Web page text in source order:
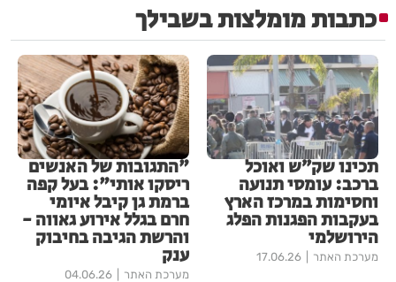
כתבות מומלצות בשבילך
תכינו שק״ש ואוכל
ברכב: עומסי תנועה
וחסימות במרכז הארץ
בעקבות הפגנות הפלג
הירושלמי
מערכת האתר 17.06.26
"התגובות של האנשים
ריסקו אותי": בעל קפה
ברמת גן קיבל איומי
חרם בגלל אירוע גאווה -
והרשת הגיבה בחיבוק
ענק
מערכת האתר 04.06.26